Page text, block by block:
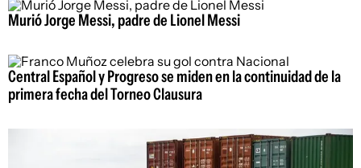
Murió Jorge Messi, padre de Lionel Messi
Central Español y Progreso se miden en la continuidad de la
primera fecha del Torneo Clausura